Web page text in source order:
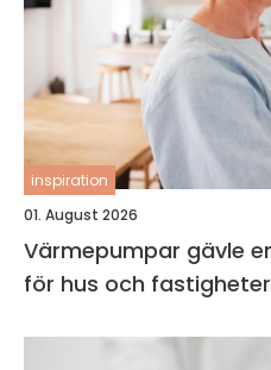
inspiration
01. August 2026
Värmepumpar gävle energieffektiv värme
för hus och fastigheter